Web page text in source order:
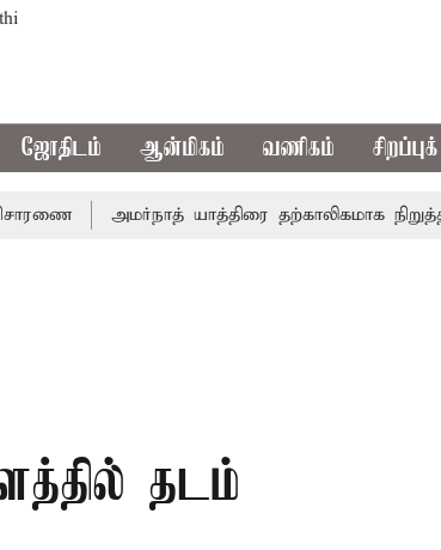
ஜோதிடம் ஆன்மிகம் வணிகம்
அமர்நாத் யாத்திரை தற்காலிகமாக நிறுத்தம்
தடம்